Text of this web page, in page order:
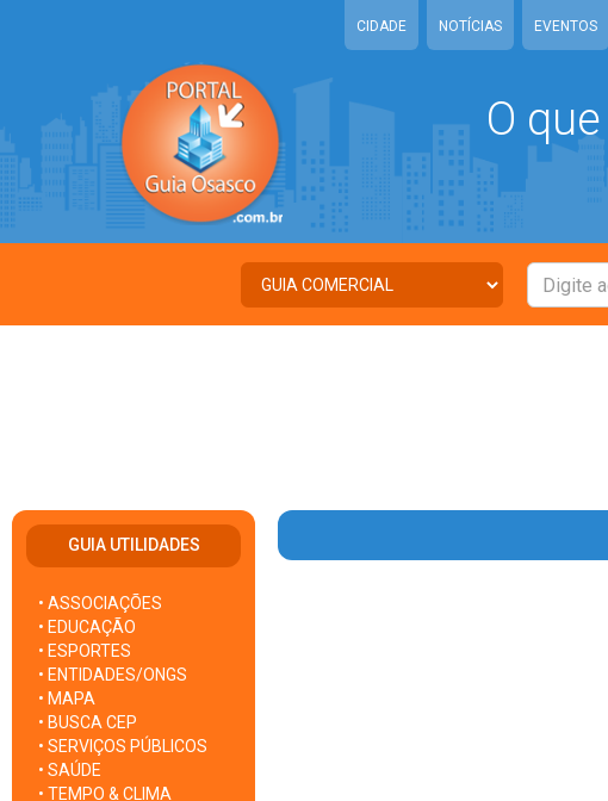
CIDADE NOTÍCIAS EVENTOS
O
GUIA UTILIDADES
• ASSOCIAÇÕES
• EDUCAÇÃO
• ESPORTES
• ENTIDADES/ONGS
• MAPA
• BUSCA CEP
• SERVIÇOS PÚBLICOS
• SAÚDE
• TEMPO & CLIMA